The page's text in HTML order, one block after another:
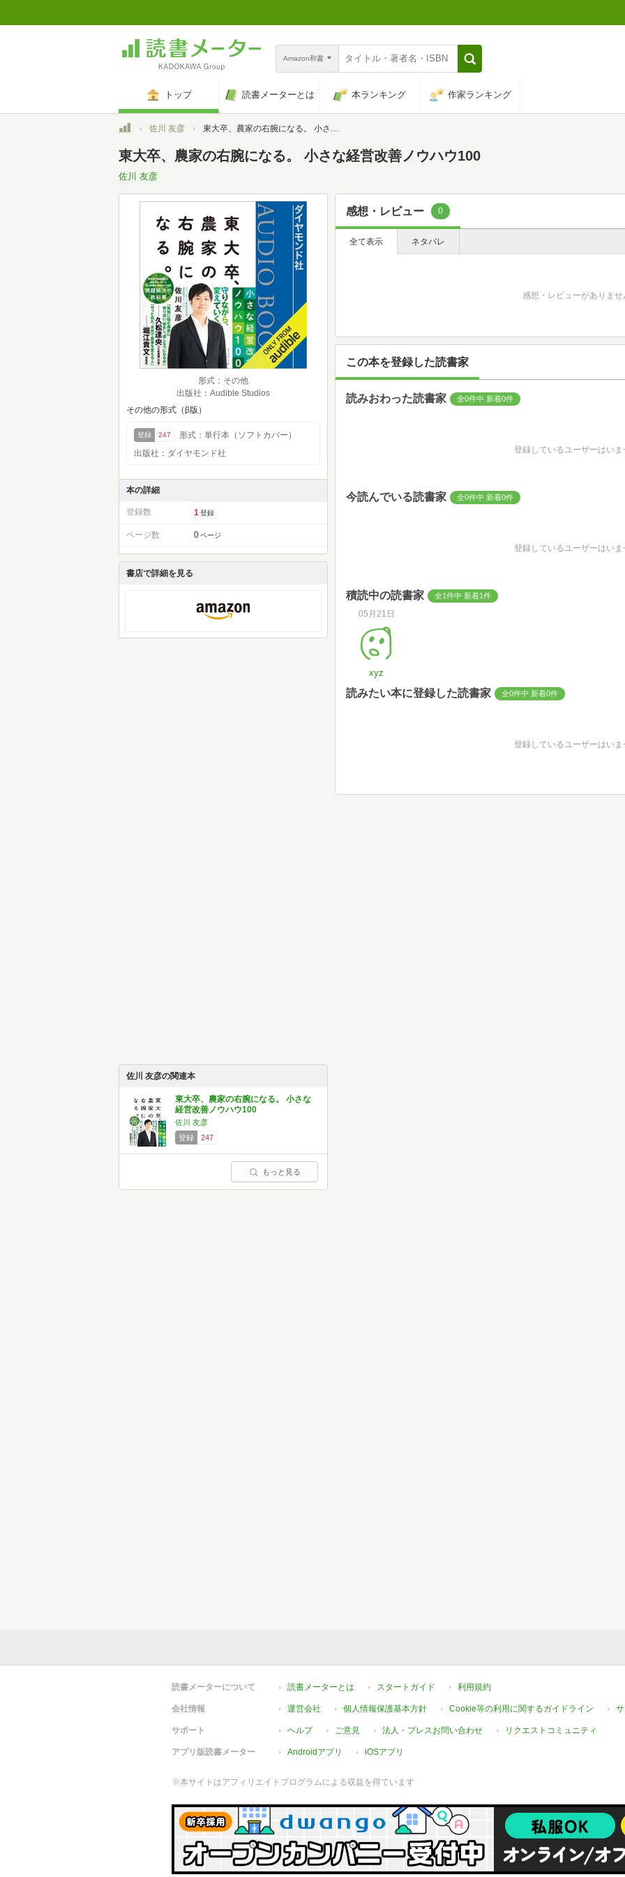
Amazon和書
トップ 読書メーターとは 本ランキング 作家ランキング
トップ佐川 友彦 東大卒、農家の右腕になる。 小さな経営改善ノウハウ100
東大卒、農家の右腕になる。 小さな経営改善ノウハウ100
佐川 友彦
形式：その他
出版社：Audible Studios
その他の形式（β版）
登録 247
形式：単行本（ソフトカバー）
出版社：ダイヤモンド社
本の詳細
登録数 1 登録
ページ数 0 ページ
書店で詳細を見る
佐川 友彦の関連本
東大卒、農家の右腕になる。 小さな
経営改善ノウハウ100
佐川 友彦
登録
247
もっと見る
感想・レビュー 0
全て表示 ネタバレ
感想・レビューがありませ
この本を登録した読書家
読みおわった読書家 全0件中 新着0件
登録しているユーザーはいま
今読んでいる読書家 全0件中 新着0件
登録しているユーザーはいま
積読中の読書家 全1件中 新着1件
05月21日
xyz
読みたい本に登録した読書家 全0件中 新着0件
登録しているユーザーはいま
読書メーターについて 読書メーターとは スタートガイド 利用規約
会社情報 運営会社 個人情報保護基本方針 Cookie等の利用に関するガイドライン
サポート ヘルプ ご意見 法人・プレスお問い合わせ リクエストコミュニティ
アプリ版読書メーター Androidアプリ iOSアプリ
※本サイトはアフィリエイトプログラムによる収益を得ています